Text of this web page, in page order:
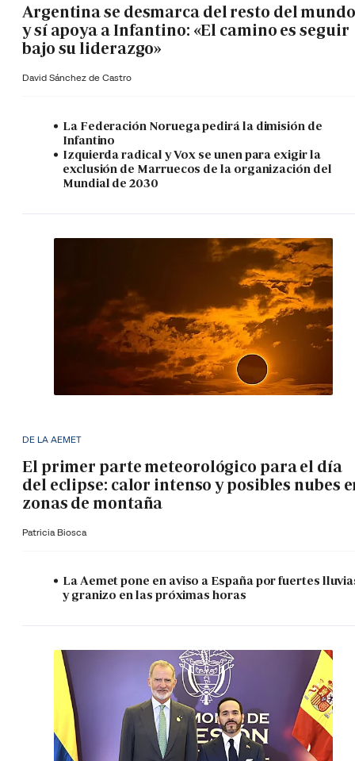
Argentina se desmarca del resto del mundo
y sí apoya a Infantino: «El camino es seguir
bajo su liderazgo»
David Sánchez de Castro
La Federación Noruega pedirá la dimisión de
Infantino
Izquierda radical y Vox se unen para exigir la
exclusión de Marruecos de la organización del
Mundial de 2030
DE LA AEMET
El primer parte meteorológico para el día
del eclipse: calor intenso y posibles nubes
zonas de montaña
Patricia Biosca
La Aemet pone en aviso a España por fuertes
y granizo en las próximas horas